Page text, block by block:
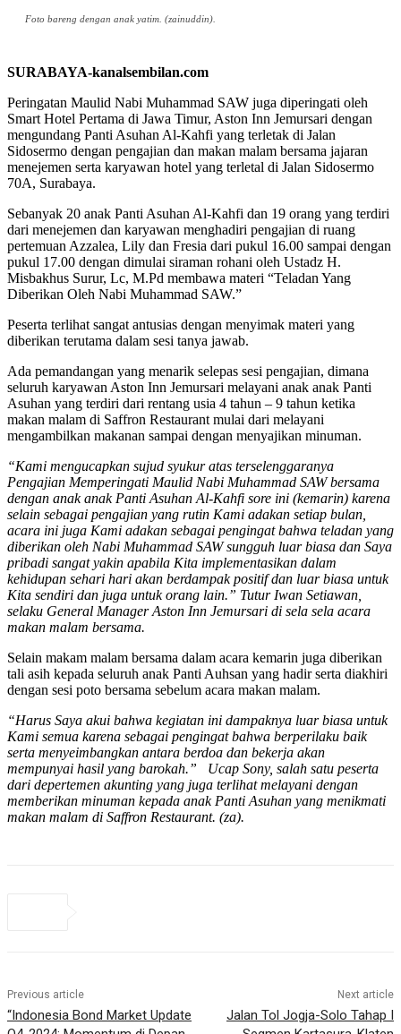
Foto bareng dengan anak yatim. (zainuddin).
SURABAYA-kanalsembilan.com
Peringatan Maulid Nabi Muhammad SAW juga diperingati oleh
Smart Hotel Pertama di Jawa Timur, Aston Inn Jemursari dengan
mengundang Panti Asuhan Al-Kahfi yang terletak di Jalan
Sidosermo dengan pengajian dan makan malam bersama jajaran
menejemen serta karyawan hotel yang terletal di Jalan Sidosermo
70A, Surabaya.
Sebanyak 20 anak Panti Asuhan Al-Kahfi dan 19 orang yang terdiri
dari menejemen dan karyawan menghadiri pengajian di ruang
pertemuan Azzalea, Lily dan Fresia dari pukul 16.00 sampai dengan
pukul 17.00 dengan dimulai siraman rohani oleh Ustadz H.
Misbakhus Surur, Lc, M.Pd membawa materi “Teladan Yang
Diberikan Oleh Nabi Muhammad SAW.”
Peserta terlihat sangat antusias dengan menyimak materi yang
diberikan terutama dalam sesi tanya jawab.
Ada pemandangan yang menarik selepas sesi pengajian, dimana
seluruh karyawan Aston Inn Jemursari melayani anak anak Panti
Asuhan yang terdiri dari rentang usia 4 tahun – 9 tahun ketika
makan malam di Saffron Restaurant mulai dari melayani
mengambilkan makanan sampai dengan menyajikan minuman.
“Kami mengucapkan sujud syukur atas terselenggaranya
Pengajian Memperingati Maulid Nabi Muhammad SAW bersama
dengan anak anak Panti Asuhan Al-Kahfi sore ini (kemarin) karena
selain sebagai pengajian yang rutin Kami adakan setiap bulan,
acara ini juga Kami adakan sebagai pengingat bahwa teladan yang
diberikan oleh Nabi Muhammad SAW sungguh luar biasa dan Saya
pribadi sangat yakin apabila Kita implementasikan dalam
kehidupan sehari hari akan berdampak positif dan luar biasa untuk
Kita sendiri dan juga untuk orang lain.” Tutur Iwan Setiawan,
selaku General Manager Aston Inn Jemursari di sela sela acara
makan malam bersama.
Selain makam malam bersama dalam acara kemarin juga diberikan
tali asih kepada seluruh anak Panti Auhsan yang hadir serta diakhiri
dengan sesi poto bersama sebelum acara makan malam.
“Harus Saya akui bahwa kegiatan ini dampaknya luar biasa untuk
Kami semua karena sebagai pengingat bahwa berperilaku baik
serta menyeimbangkan antara berdoa dan bekerja akan
mempunyai hasil yang barokah.” Ucap Sony, salah satu peserta
dari depertemen akunting yang juga terlihat melayani dengan
memberikan minuman kepada anak Panti Asuhan yang menikmati
makan malam di Saffron Restaurant. (za).
Previous article
“Indonesia Bond Market Update
Next article
Jalan Tol Jogja-Solo Tahap I